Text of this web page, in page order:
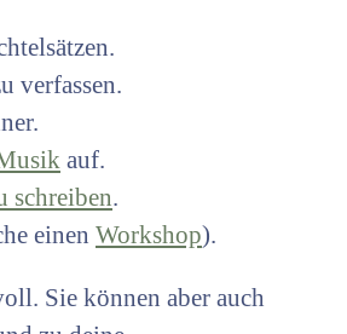
verfassen.
auf.
schreiben.
einen Workshop).
Sie können aber auch